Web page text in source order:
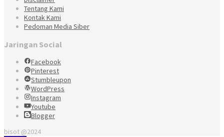
Tentang Kami
Kontak Kami
Pedoman Media Siber
Jaringan Social
Facebook
Pinterest
Stumbleupon
WordPress
Instagram
Youtube
Blogger
bisot @2024